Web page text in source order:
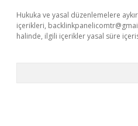
Hukuka ve yasal düzenlemelere
içerikleri,
halinde, ilgili içerikler yasal süre